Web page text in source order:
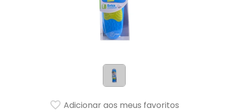
Adicionar aos meus favoritos